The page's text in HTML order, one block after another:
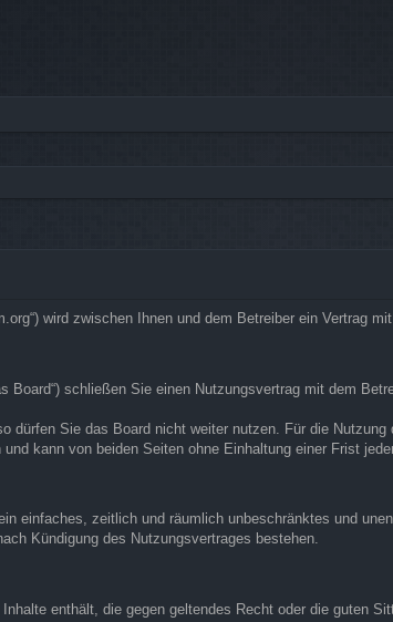
wird zwischen Ihnen und dem Betreiber ein Vertrag
Board“) schließen Sie einen Nutzungsvertrag mit dem
dürfen Sie das Board nicht weiter nutzen. Für die
kann von beiden Seiten ohne Einhaltung einer Frist
einfaches, zeitlich und räumlich unbeschränktes und
Kündigung des Nutzungsvertrages bestehen.
enthält, die gegen geltendes Recht oder die guten